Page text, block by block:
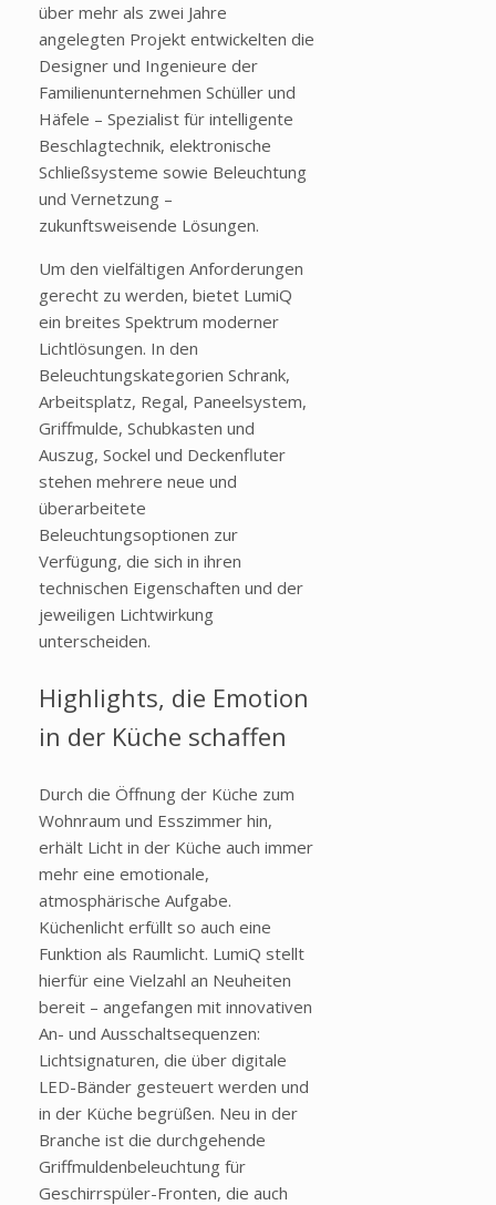
über mehr als zwei Jahre
angelegten Projekt entwickelten die
Designer und Ingenieure der
Familienunternehmen Schüller und
Häfele – Spezialist für intelligente
Beschlagtechnik, elektronische
Schließsysteme sowie Beleuchtung
und Vernetzung –
zukunftsweisende Lösungen.
Um den vielfältigen Anforderungen
gerecht zu werden, bietet LumiQ
ein breites Spektrum moderner
Lichtlösungen. In den
Beleuchtungskategorien Schrank,
Arbeitsplatz, Regal, Paneelsystem,
Griffmulde, Schubkasten und
Auszug, Sockel und Deckenfluter
stehen mehrere neue und
überarbeitete
Beleuchtungsoptionen zur
Verfügung, die sich in ihren
technischen Eigenschaften und der
jeweiligen Lichtwirkung
unterscheiden.
Highlights, die Emotion
in der Küche schaffen
Durch die Öffnung der Küche zum
Wohnraum und Esszimmer hin,
erhält Licht in der Küche auch immer
mehr eine emotionale,
atmosphärische Aufgabe.
Küchenlicht erfüllt so auch eine
Funktion als Raumlicht. LumiQ stellt
hierfür eine Vielzahl an Neuheiten
bereit – angefangen mit innovativen
An- und Ausschaltsequenzen:
Lichtsignaturen, die über digitale
LED-Bänder gesteuert werden und
in der Küche begrüßen. Neu in der
Branche ist die durchgehende
Griffmuldenbeleuchtung für
Geschirrspüler-Fronten, die auch